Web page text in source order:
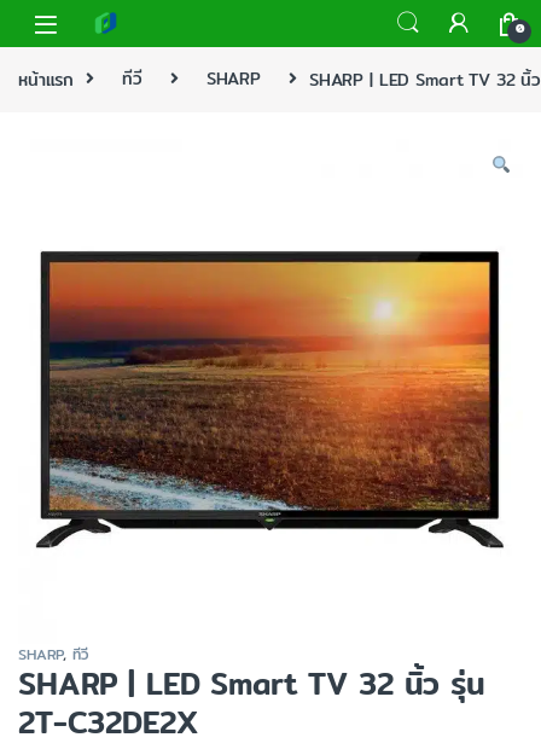
0
หน้าแรก ทีวี SHARP SHARP | LED Smart TV 32 นิ้
SHARP,ทีวี
SHARP | LED Smart TV 32 นิ้ว รุ่น
2T-C32DE2X